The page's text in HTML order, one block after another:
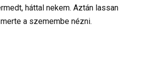
háttal nekem. Aztán lassan
a szemembe nézni.